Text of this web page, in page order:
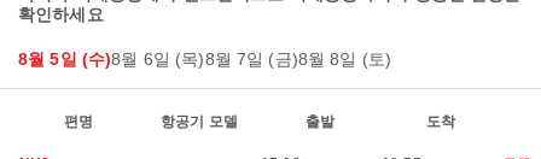
확인하세요
8월 5일 (수)8월 6일 (목)8월 7일 (금)8월 8일 (토)
편명 항공기 모델 출발 도착